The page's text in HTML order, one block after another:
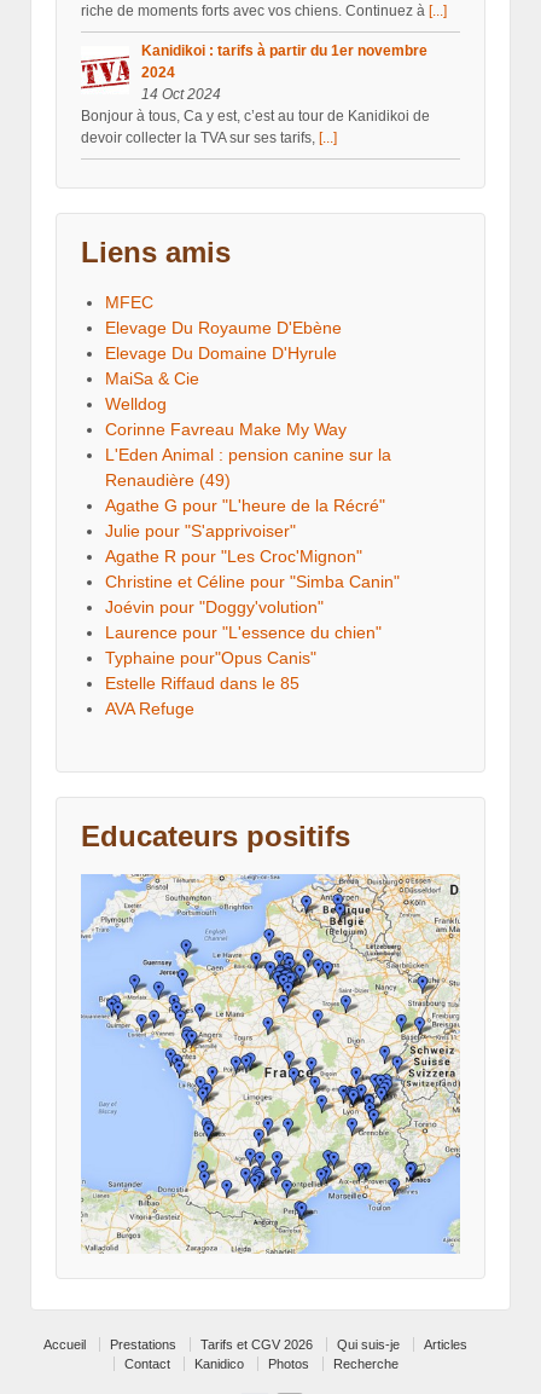
riche de moments forts avec vos chiens. Continuez à [...]
Kanidikoi : tarifs à partir du 1er novembre
2024
14 Oct 2024
Bonjour à tous, Ca y est, c’est au tour de Kanidikoi de
devoir collecter la TVA sur ses tarifs, [...]
Liens amis
MFEC
Elevage Du Royaume D'Ebène
Elevage Du Domaine D'Hyrule
MaiSa & Cie
Welldog
Corinne Favreau Make My Way
L'Eden Animal : pension canine sur la
Renaudière (49)
Agathe G pour "L'heure de la Récré"
Julie pour "S'apprivoiser"
Agathe R pour "Les Croc'Mignon"
Christine et Céline pour "Simba Canin"
Joévin pour "Doggy'volution"
Laurence pour "L'essence du chien"
Typhaine pour"Opus Canis"
Estelle Riffaud dans le 85
AVA Refuge
Educateurs positifs
Accueil Prestations Tarifs et CGV 2026 Qui suis-je
Articles
Contact
Kanidico Photos Recherche